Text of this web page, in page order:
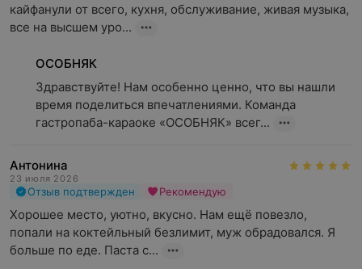
кайфанули от всего, кухня, обслуживание, живая музыка,
все на высшем уро...
ОСОБНЯК
Здравствуйте! Нам особенно ценно, что вы нашли
время поделиться впечатлениями. Команда
гастропаба-караоке «ОСОБНЯК» всег...
Антонина
23 июля 2026
Отзыв подтвержден Рекомендую
Хорошее место, уютно, вкусно. Нам ещё повезло,
попали на коктейльный безлимит, муж обрадовался. Я
больше по еде. Паста с...